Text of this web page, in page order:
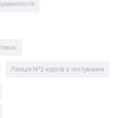
Лекція №2 курсів з тестування